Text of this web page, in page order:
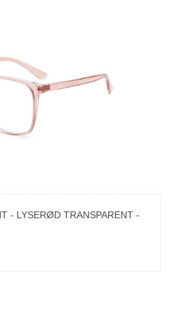
- LYSERØD TRANSPARENT -